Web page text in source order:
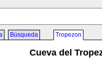
Búsqueda Tropezon
Cueva del